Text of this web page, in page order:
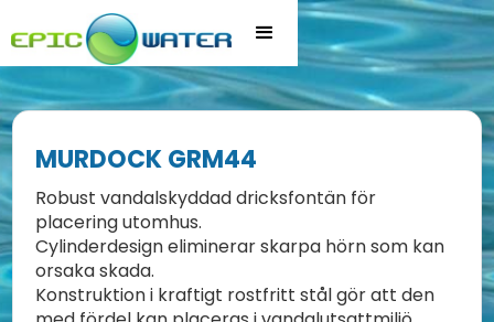
MURDOCK GRM44
Robust vandalskyddad dricksfontän för
placering utomhus.
Cylinderdesign eliminerar skarpa hörn som kan
orsaka skada.
Konstruktion i kraftigt rostfritt stål gör att den